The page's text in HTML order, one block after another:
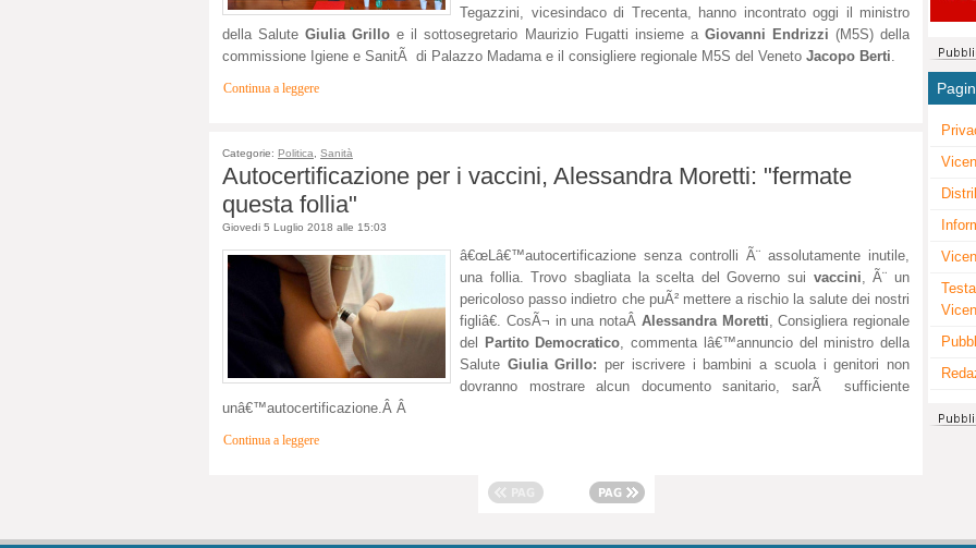
Tegazzini, vicesindaco di Trecenta, hanno incontrato oggi il ministro
della SaluteGiulia Grillo e il sottosegretario Maurizio Fugatti insieme a Giovanni Endrizzi (M5S) della
commissione Igiene e SanitÃ di Palazzo Madama e il consigliere regionale M5S del Veneto Jacopo Berti.
Continua a leggere
Categorie: Politica Sanità
Autocertificazione per i vaccini, Alessandra Moretti: "fermate
questa follia"
Giovedi 5 Luglio 2018 alle 15:03
â€œLâ€™autocertificazione senza controlli Ã¨ assolutamente inutile,
una follia. Trovo sbagliata la scelta del Governo sui vaccini, Ã¨ un
pericoloso passo indietro che puÃ² mettere a rischio la salute dei nostri
figliâ€. CosÃ¬ in una notaÂ Alessandra Moretti, Consigliera regionale
del
Partito Democratico, commenta lâ€™annuncio del ministro della
Salute Giulia Grillo: per iscrivere i bambini a scuola i genitori non
dovranno mostrare alcun documento sanitario, sarÃ sufficiente
unâ€™autocertificazione.Â Â
Continua a leggere